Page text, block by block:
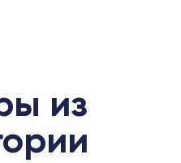
из